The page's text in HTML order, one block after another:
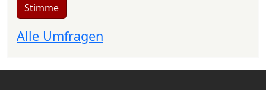
Stimme
Alle Umfragen